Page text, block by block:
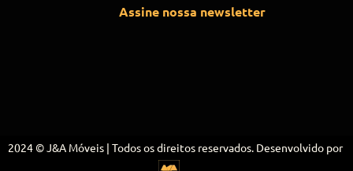
Assine nossa newsletter
2024 © J&A Móveis | Todos os direitos reservados. Desenvolvido por